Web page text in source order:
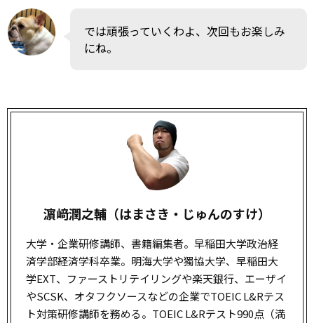
では頑張っていくわよ、次回もお楽しみ
にね。
濵﨑潤之輔（はまさき・じゅんのすけ）
大学・企業研修講師、書籍編集者。早稲田大学政治経
済学部経済学科卒業。明海大学や獨協大学、早稲田大
学EXT、ファーストリテイリングや楽天銀行、エーザイ
やSCSK、オタフクソースなどの企業でTOEIC L&Rテス
ト対策研修講師を務める。TOEIC L&Rテスト990点（満